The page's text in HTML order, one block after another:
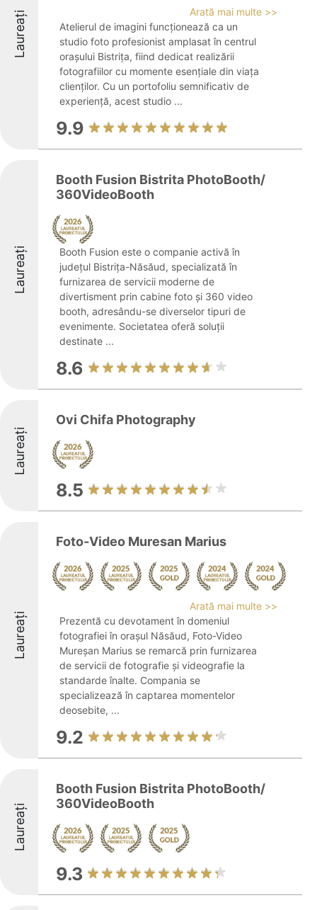
Laureați
Arată mai multe >>
Atelierul de imagini funcționează ca un
studio foto profesionist amplasat în centrul
orașului Bistrița, fiind dedicat realizării
fotografiilor cu momente esențiale din viața
clienților. Cu un portofoliu semnificativ de
experiență, acest studio ...
9.9
Laureați
Booth Fusion Bistrita PhotoBooth/
360VideoBooth
Booth Fusion este o companie activă în
județul Bistrița-Năsăud, specializată în
furnizarea de servicii moderne de
divertisment prin cabine foto și 360 video
booth, adresându-se diverselor tipuri de
evenimente. Societatea oferă soluții
destinate ...
8.6
Laureați
Ovi Chifa Photography
8.5
Laureați
Foto-Video Muresan Marius
Arată mai multe >>
Prezentă cu devotament în domeniul
fotografiei în orașul Năsăud, Foto-Video
Mureșan Marius se remarcă prin furnizarea
de servicii de fotografie și videografie la
standarde înalte. Compania se
specializează în captarea momentelor
deosebite, ...
9.2
Laureați
Booth Fusion Bistrita PhotoBooth/
360VideoBooth
9.3